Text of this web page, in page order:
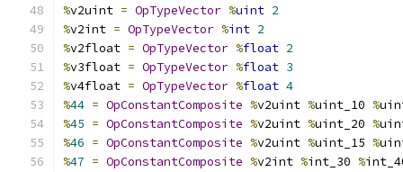
%v2uint = OpTypeVector %uint 2
%v2int = OpTypeVector %int 2
%v2float = OpTypeVector %float 2
%v3float = OpTypeVector %float 3
%v4float = OpTypeVector %float 4
%44 = OpConstantComposite %v2uint %uint_10 %
%45 = OpConstantComposite %v2uint %uint_20 %
%46 = OpConstantComposite %v2uint %uint_15 %
%47 = OpConstantComposite %v2int %int_30 %